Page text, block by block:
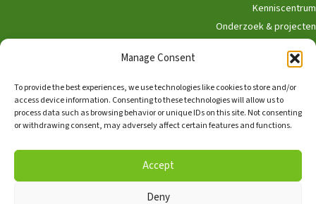
Manage Consent
To provide the best experiences, we use technologies like cookies to store and/or
access device information. Consenting to these technologies will allow us to
process data such as browsing behavior or unique IDs on this site. Not consenting
or withdrawing consent, may adversely affect certain features and functions.
Accept
Deny
Kenniscentrum
Onderzoek & projecten
Doe mee
Winkel
English Nederlands